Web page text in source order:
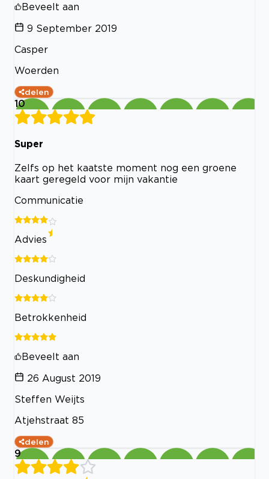
Beveelt aan
9 September 2019
Casper
Woerden
delen
10
Super
Zelfs op het kaatste moment nog een groene
kaart geregeld voor mijn vakantie
Communicatie
Advies
Deskundigheid
Betrokkenheid
Beveelt aan
26 August 2019
Steffen Weijts
Atjehstraat 85
delen
9